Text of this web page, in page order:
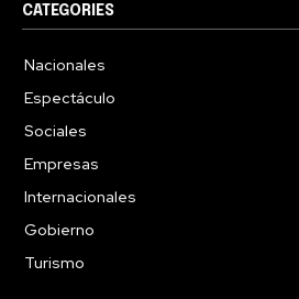
CATEGORIES
Nacionales
Espectáculo
Sociales
Empresas
Internacionales
Gobierno
Turismo